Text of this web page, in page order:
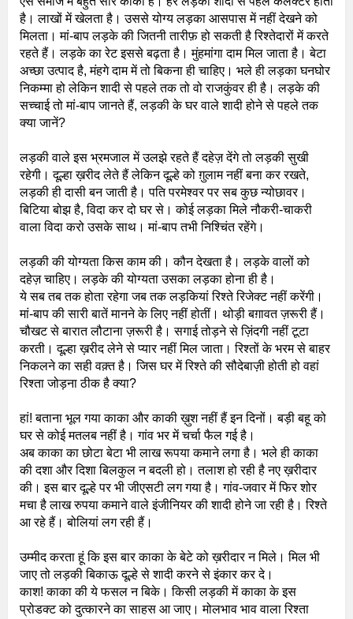
है। लाखों में खेलता है। उससे योग्य लड़का आसपास में नहीं देखने को
मिलता। मां-बाप लड़के की जितनी तारीफ़ हो सकती है रिश्तेदारों में करते
रहते हैं। लड़के का रेट इससे बढ़ता है। मुंहमांगा दाम मिल जाता है। बेटा
अच्छा उत्पाद है, मंहगे दाम में तो बिकना ही चाहिए। भले ही लड़का घनघोर
निकम्मा हो लेकिन शादी से पहले तक तो वो राजकुंवर ही है। लड़के की
सच्चाई तो मां-बाप जानते हैं, लड़की के घर वाले शादी होने से पहले तक
क्या जानें?
लड़की वाले इस भ्रमजाल में उलझे रहते हैं दहेज़ देंगे तो लड़की सुखी
रहेगी। दूल्हा ख़रीद लेते हैं लेकिन दूल्हे को ग़ुलाम नहीं बना कर रखते,
लड़की ही दासी बन जाती है। पति परमेश्वर पर सब कुछ न्योछावर।
बिटिया बोझ है, विदा कर दो घर से। कोई लड़का मिले नौकरी-चाकरी
वाला विदा करो उसके साथ। मां-बाप तभी निश्चिंत रहेंगे।
लड़की की योग्यता किस काम की। कौन देखता है। लड़के वालों को
दहेज़ चाहिए। लड़के की योग्यता उसका लड़का होना ही है।
ये सब तब तक होता रहेगा जब तक लड़कियां रिश्ते रिजेक्ट नहीं करेंगी।
मां-बाप की सारी बातें मानने के लिए नहीं होतीं। थोड़ी बग़ावत ज़रूरी हैं।
चौखट से बारात लौटाना ज़रूरी है। सगाई तोड़ने से ज़िंदगी नहीं टूटा
करती। दूल्हा ख़रीद लेने से प्यार नहीं मिल जाता। रिश्तों के भरम से बाहर
निकलने का सही वक़्त है। जिस घर में रिश्ते की सौदेबाज़ी होती हो वहां
रिश्ता जोड़ना ठीक है क्या?
हां! बताना भूल गया काका और काकी ख़ुश नहीं हैं इन दिनों। बड़ी बहू को
घर से कोई मतलब नहीं है। गांव भर में चर्चा फैल गई है।
अब काका का छोटा बेटा भी लाख रूपया कमाने लगा है। भले ही काका
की दशा और दिशा बिलकुल न बदली हो। तलाश हो रही है नए ख़रीदार
की। इस बार दूल्हे पर भी जीएसटी लग गया है। गांव-जवार में फिर शोर
मचा है लाख रुपया कमाने वाले इंजीनियर की शादी होने जा रही है। रिश्ते
आ रहे हैं। बोलियां लग रही हैं।
उम्मीद करता हूं कि इस बार काका के बेटे को ख़रीदार न मिले। मिल भी
जाए तो लड़की बिकाऊ दूल्हे से शादी करने से इंकार कर दे।
काश! काका की ये फसल न बिके। किसी लड़की में काका के इस
प्रोडक्ट को दुत्कारने का साहस आ जाए। मोलभाव भाव वाला रिश्ता